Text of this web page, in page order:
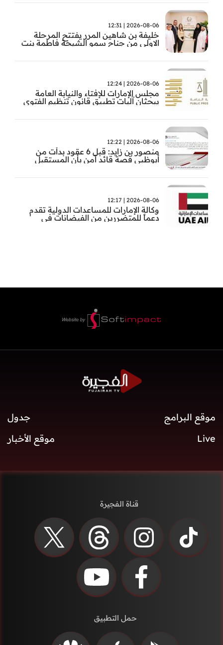
2026-08-06 | 12:31
خليفة بن شاهين المرر يفتتح المرحلة
الاولى من جناح سمو الشيخة فاطمة بنت
مستشفى المقاصد
2026-08-06 | 12:24
مجلس الإمارات للإفتاء والنيابة العامة
يبحثان آليات تطبيق قانون تنظيم الفتوى
2026-08-06 | 12:22
منصور بن زايد: قبل 6 عقود بدأت من
أبوظبي قصة قائد آمن بأن المستقبل
2026-08-06 | 12:17
وكالة الإمارات للمساعدات الدولية تقدم
دعماً للمتضررين من الفيضانات في
موقع البرامج
جدول
Live
موقع الأخبار
قناة الفجيرة
حمل التطبيق